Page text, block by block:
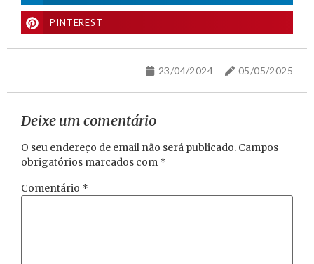
PINTEREST
23/04/2024 05/05/2025
Deixe um comentário
O seu endereço de email não será publicado. Campos
obrigatórios marcados com *
Comentário *